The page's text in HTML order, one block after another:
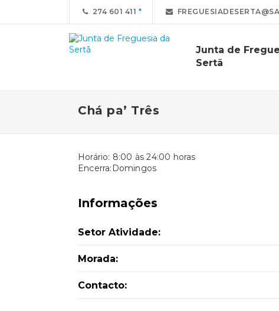
274 601 411
Junta de
Sertã
Chá pa’ Três
Horário: 8:00 às 24:00 horas
Encerra:Domingos
Informações
Setor Atividade:
Morada:
Contacto: